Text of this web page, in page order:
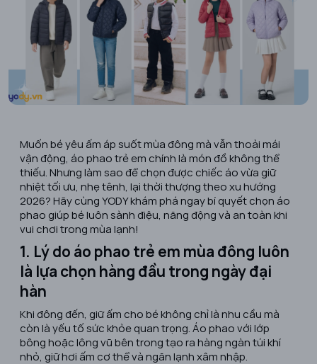
Muốn bé yêu ấm áp suốt mùa đông mà vẫn thoải mái
vận động, áo phao trẻ em chính là món đồ không thể
thiếu. Nhưng làm sao để chọn được chiếc áo vừa giữ
nhiệt tối ưu, nhẹ tênh, lại thời thượng theo xu hướng
2026? Hãy cùng YODY khám phá ngay bí quyết chọn áo
phao giúp bé luôn sành điệu, năng động và an toàn khi
vui chơi trong mùa lạnh!
1. Lý do áo phao trẻ em mùa đông luôn
là lựa chọn hàng đầu trong ngày đại
hàn
Khi đông đến, giữ ấm cho bé không chỉ là nhu cầu mà
còn là yếu tố sức khỏe quan trọng. Áo phao với lớp
bông hoặc lông vũ bên trong tạo ra hàng ngàn túi khí
nhỏ, giữ hơi ấm cơ thể và ngăn lạnh xâm nhập.